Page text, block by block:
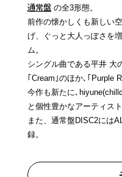
通常盤の全3形態。
前作の懐かしくも新しい
げ、ぐっと大人っぽさを
ム。
シングル曲である平井 大
｢Cream｣のほか､｢Purple
今作も新たに､
と個性豊かなアーティス
また、通常盤DISC2には
録。